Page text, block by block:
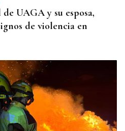
UAGA y su esposa,
de violencia en